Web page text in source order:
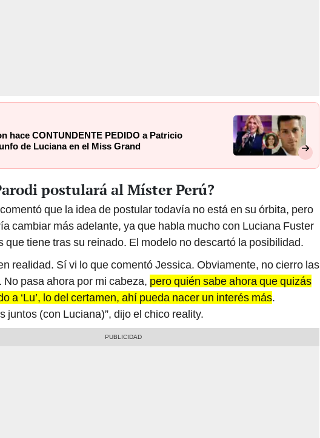
hace CONTUNDENTE PEDIDO a Patricio
de Luciana en el Miss Grand
postulará al Míster Perú?
que la idea de postular todavía no está en su órbita, pero
cambiar más adelante, ya que habla mucho con Luciana Fuster
que tiene tras su reinado. El modelo no descartó la posibilidad.
realidad. Sí vi lo que comentó Jessica. Obviamente, no cierro las
No pasa ahora por mi cabeza, pero quién sabe ahora que quizás
a ‘Lu’, lo del certamen, ahí pueda nacer un interés más.
juntos (con Luciana)”, dijo el chico reality.